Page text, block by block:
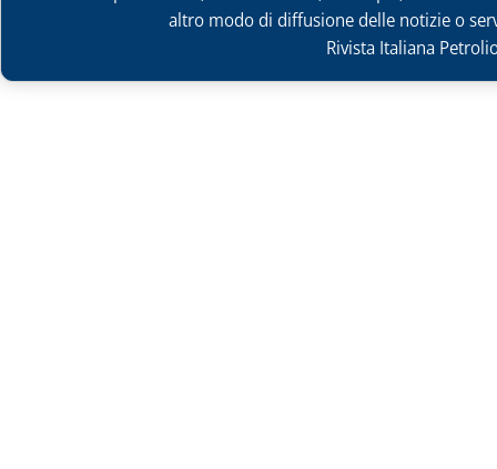
altro modo di diffusione delle notizie o
Rivista Italiana